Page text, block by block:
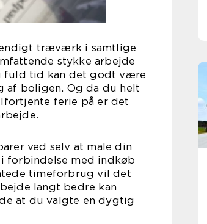
træværk i samtlige
stykke arbejde
fuld tid kan det godt være
af boligen. Og da du helt
ferie på er det
ved selv at male din
forbindelse med indkøb
timeforbrug vil det
langt bedre kan
at du valgte en dygtig